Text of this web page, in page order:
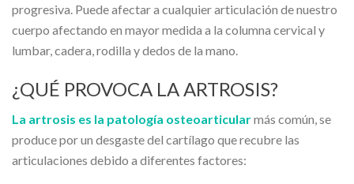
progresiva. Puede afectar a cualquier articulación de nuestro
cuerpo afectando en mayor medida a la columna cervical y
lumbar, cadera, rodilla y dedos de la mano.
¿QUÉ PROVOCA LA ARTROSIS?
La artrosis es la patología osteoarticularmás común, se
produce por un desgaste del cartílago que recubre las
articulaciones debido a diferentes factores: